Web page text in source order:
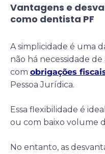
Vantagens e
como dentista PF
A simplicidade é uma
não há necessidade
com obrigações
Pessoa Jurídica.
Essa flexibilidade é
ou com baixo volume
No entanto, as